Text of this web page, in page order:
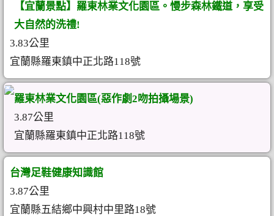
【宜蘭景點】羅東林業文化園區。慢步森林鐵道，享受
大自然的洗禮!
3.83公里
宜蘭縣羅東鎮中正北路118號
羅東林業文化園區(惡作劇2吻拍攝場景)
3.87公里
宜蘭縣羅東鎮中正北路118號
台灣足鞋健康知識館
3.87公里
宜蘭縣五結鄉中興村中里路18號